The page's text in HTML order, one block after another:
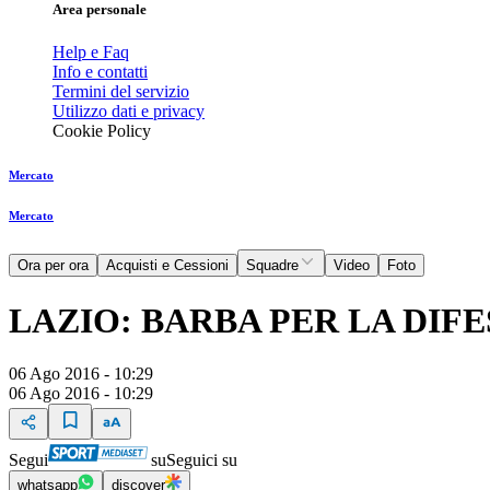
Area personale
Help e Faq
Info e contatti
Termini del servizio
Utilizzo dati e privacy
Cookie Policy
Mercato
Mercato
Ora per ora Acquisti e Cessioni Squadre Video Foto
LAZIO: BARBA PER LA
06 Ago 2016 - 10:29
06 Ago 2016 - 10:29
Segui suSeguici su
whatsapp discover